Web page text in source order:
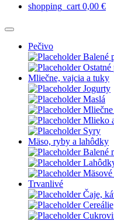
shopping_cart 0,00 €
Pečivo
Balené
Ostatné
Mliečne, vajcia a tuky
Jogurty
Maslá
Mliečne
Mlieko
Syry
Mäso, ryby a lahôdky
Balené
Mäsové
Trvanlivé
Čaje,
Cereálie